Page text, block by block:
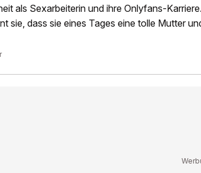
als Sexarbeiterin und ihre Onlyfans-
sie, dass sie eines Tages eine tolle Mutter